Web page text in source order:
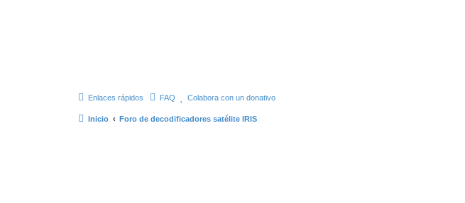
Enlaces rápidos FAQ Colabora con un donativo
Inicio Foro de decodificadores satélite IRIS